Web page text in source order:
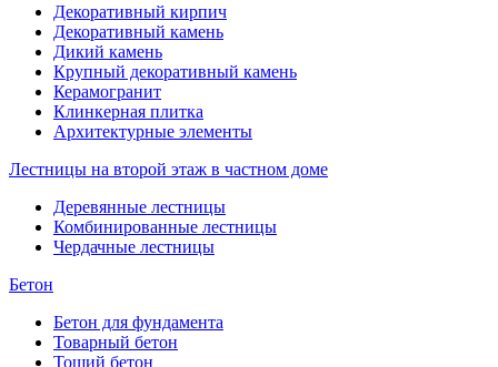
Декоративный кирпич
Декоративный камень
Дикий камень
Крупный декоративный камень
Керамогранит
Клинкерная плитка
Архитектурные элементы
Лестницы на второй этаж в частном доме
Деревянные лестницы
Комбинированные лестницы
Чердачные лестницы
Бетон
Бетон для фундамента
Товарный бетон
Тощий бетон